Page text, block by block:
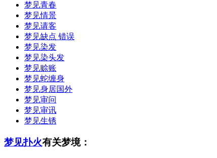
梦见青春
梦见情景
梦见请客
梦见缺点 错误
梦见染发
梦见染头发
梦见赊账
梦见蛇缠身
梦见身居国外
梦见审问
梦见审讯
梦见生锈
梦见扑火有关梦境：